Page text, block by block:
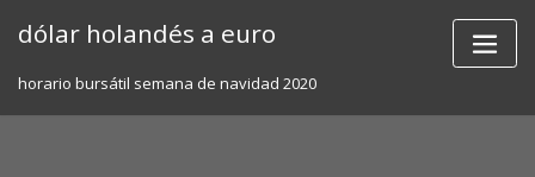
dólar holandés a euro
horario bursátil semana de navidad 2020